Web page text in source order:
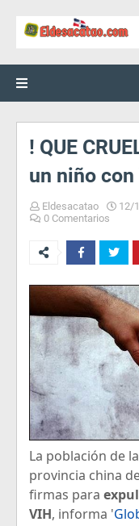
! QUE
un niño
Eldesacatao 12/
0 Comentarios
La población de
provincia china
firmas para
VIH, informa '